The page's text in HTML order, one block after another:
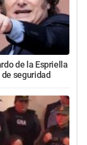
de la Espriella
seguridad